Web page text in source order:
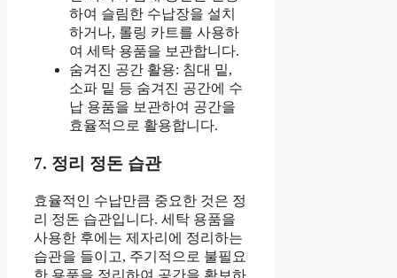
하여 슬림한 수납장을 설치
하거나, 롤링 카트를 사용하
여 세탁 용품을 보관합니다.
숨겨진 공간 활용: 침대 밑,
소파 밑 등 숨겨진 공간에 수
납 용품을 보관하여 공간을
효율적으로 활용합니다.
7. 정리 정돈 습관
효율적인 수납만큼 중요한 것은 정
리 정돈 습관입니다. 세탁 용품을
사용한 후에는 제자리에 정리하는
습관을 들이고, 주기적으로 불필요
한 용품을 정리하여 공간을 확보하